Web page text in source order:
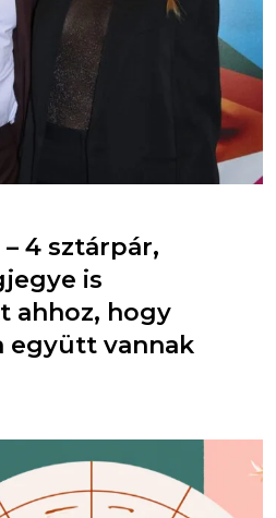
4 sztárpár,
is
ahhoz, hogy
együtt vannak